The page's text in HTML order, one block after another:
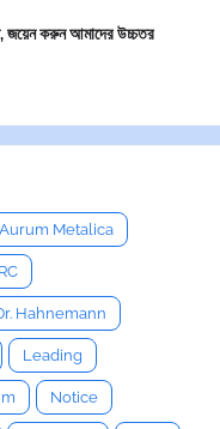
জয়েন করুন আমাদের উচ্চতর
Aurum Metalica
Hahnemann
Leading
Notice